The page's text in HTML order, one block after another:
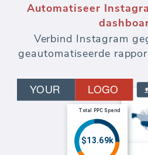
Automatiseer
Verbind Instagram
geautomatiseerde